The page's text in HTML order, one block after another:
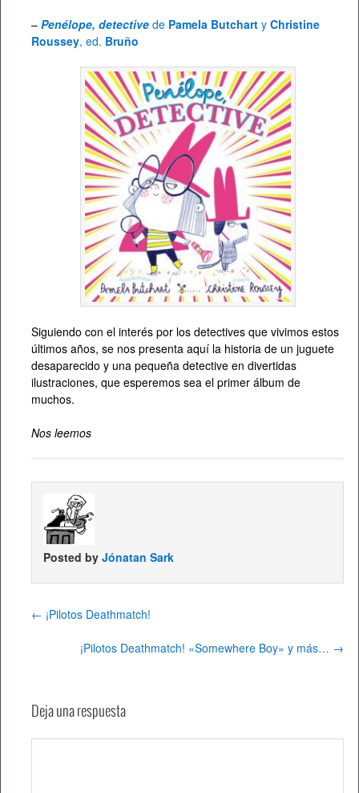
– Penélope, detective de Pamela Butchart y Christine
Roussey, ed. Bruño
Siguiendo con el interés por los detectives que vivimos estos
últimos años, se nos presenta aquí la historia de un juguete
desaparecido y una pequeña detective en divertidas
ilustraciones, que esperemos sea el primer álbum de
muchos.
Nos leemos
Posted by Jónatan Sark
← ¡Pilotos Deathmatch!
¡Pilotos Deathmatch! «Somewhere Boy» y más… →
Deja una respuesta